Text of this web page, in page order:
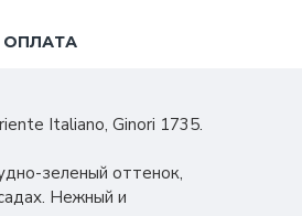
ОПЛАТА
Italiano, Ginori 1735.
зеленый оттенок,
Нежный и